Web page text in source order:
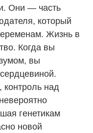
Они — часть
который
Жизнь в
Когда вы
вы
контроль над
генетикам
новой